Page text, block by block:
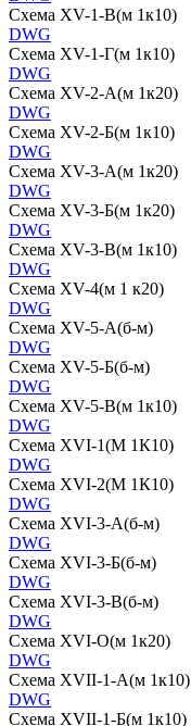
Схема XV-1-В(м 1к10)
DWG
Схема XV-1-Г(м 1к10)
DWG
Схема XV-2-А(м 1к20)
DWG
Схема XV-2-Б(м 1к10)
DWG
Схема XV-3-А(м 1к20)
DWG
Схема XV-3-Б(м 1к20)
DWG
Схема XV-3-В(м 1к10)
DWG
Схема XV-4(м 1 к20)
DWG
Схема XV-5-А(б-м)
DWG
Схема XV-5-Б(б-м)
DWG
Схема XV-5-В(м 1к10)
DWG
Схема XVI-1(М 1К10)
DWG
Схема XVI-2(М 1К10)
DWG
Схема XVI-3-А(б-м)
DWG
Схема XVI-3-Б(б-м)
DWG
Схема XVI-3-В(б-м)
DWG
Схема XVI-О(м 1к20)
DWG
Схема XVII-1-А(м 1к10)
DWG
Схема XVII-1-Б(м 1к10)